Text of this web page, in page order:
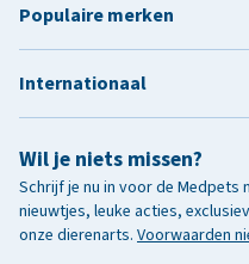
Wil je niets missen?
Schrijf je nu in voor de
nieuwtjes, leuke acties,
onze dierenarts. Voorwaarden
Populaire merken
Internationaal